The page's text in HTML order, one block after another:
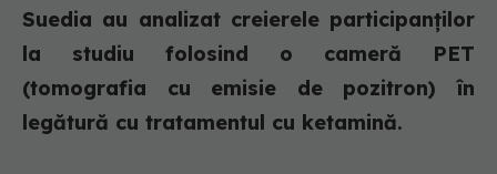
Suedia au analizat creierele participanților
la studiu folosind o cameră PET
(tomografia cu emisie de pozitron) în
legătură cu tratamentul cu ketamină.